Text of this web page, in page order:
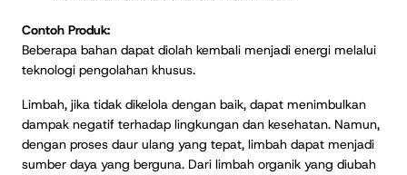
Contoh Produk:
Beberapa bahan dapat diolah kembali menjadi energi melalui
teknologi pengolahan khusus.
Limbah, jika tidak dikelola dengan baik, dapat menimbulkan
dampak negatif terhadap lingkungan dan kesehatan. Namun,
dengan proses daur ulang yang tepat, limbah dapat menjadi
sumber daya yang berguna. Dari limbah organik yang diubah